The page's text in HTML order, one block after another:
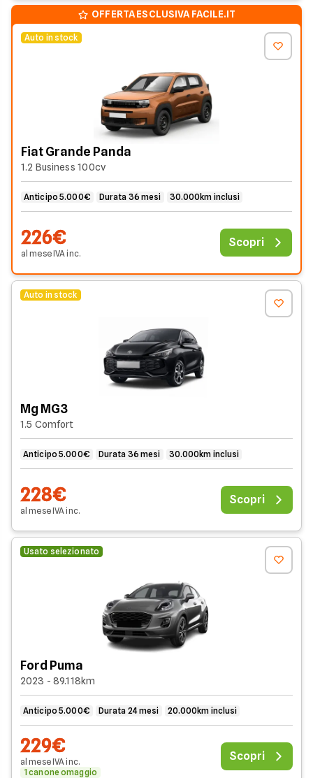
OFFERTA ESCLUSIVA FACILE.IT
Auto in stock
Fiat Grande Panda
1.2 Business 100cv
Anticipo 5.000€ Durata 36 mesi 30.000km inclusi
226€
al meseIVAinc.
Scopri
Auto in stock
Mg MG3
1.5 Comfort
Anticipo 5.000€ Durata 36 mesi 30.000km inclusi
228€
al meseIVAinc.
Scopri
Usato selezionato
Ford Puma
2023 - 89.118km
Anticipo 5.000€ Durata 24 mesi 20.000km inclusi
229€
al meseIVAinc.
1 canone omaggio
Scopri